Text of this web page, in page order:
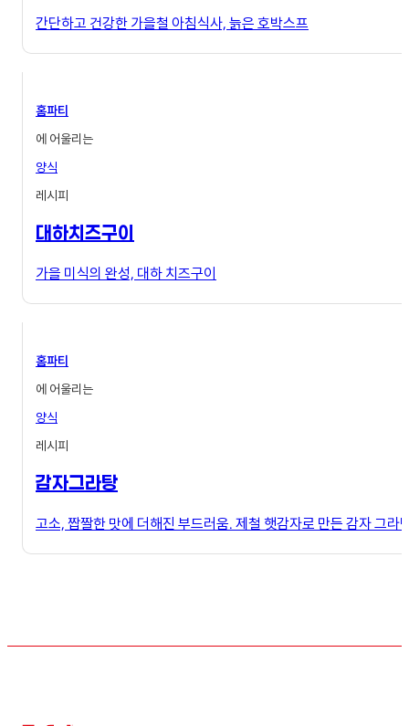
간단하고 건강한 가을철 아침식사, 늙은 호박스프
홈파티
에 어울리는
양식
레시피
대하치즈구이
가을 미식의 완성, 대하 치즈구이
홈파티
에 어울리는
양식
레시피
감자그라탕
고소, 짭짤한 맛에 더해진 부드러움. 제철 햇감자로 만든 감자 그라